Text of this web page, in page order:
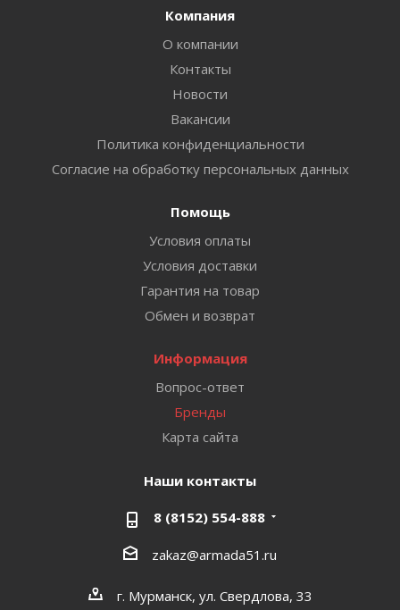
Компания
О компании
Контакты
Новости
Вакансии
Политика конфиденциальности
Согласие на обработку персональных данных
Помощь
Условия оплаты
Условия доставки
Гарантия на товар
Обмен и возврат
Информация
Вопрос-ответ
Бренды
Карта сайта
Наши контакты
8 (8152) 554-888
zakaz@armada51.ru
г. Мурманск, ул. Свердлова, 33